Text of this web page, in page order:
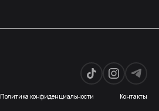
Политика конфиденциальности Контакты